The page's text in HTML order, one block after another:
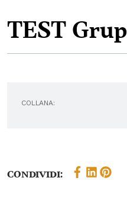
TEST
COLLANA:
Condividi: